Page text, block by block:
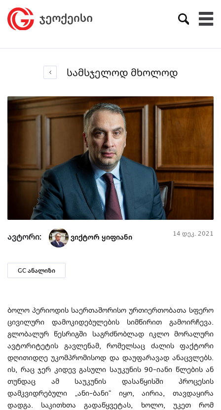
სამსჯელოდ მხოლოდ
ავტორი: ვიქტორ ყიფიანი 14 დეკ. 2021
GC ანალიზი
ბოლო პერიოდის საერთაშორისო ურთიერთობათა სფერო
ცივილური დამოკიდებულების სიმწირით გამოირჩევა.
გლობალურ წესრიგში საგრძნობლად იკლო მორალური
ავტორიტეტის გავლენამ, რომელსაც ძალის ფაქტორი
დღითიდღე უკომპრომისოდ და დაუფარავად ანაცვლებს.
ის, რაც ჯერ კიდევ გასული საუკუნის 90–იანი წლების ან
თუნდაც ამ საუკუნის დასაწყისში პროცესის
დამკვიდრებული „ანი–ბანი“ იყო, აირია, თავდაყირა
დადგა. საკითხთა გადაწყვეტას, ხოლო, უკეთ რომ